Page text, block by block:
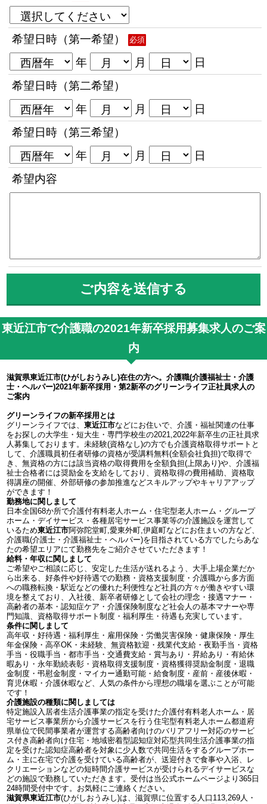
希望日時（第一希望） 必須
年 月
日
希望日時（第二希望）
年
月
日
希望日時（第三希望）
年
月
日
希望内容
東近江市で介護職の2021年新卒採用募集求人のご案
内
滋賀県東近江市(ひがしおうみし)在住の方へ。介護職(介護福祉士・介護
士・ヘルパー)2021年新卒採用・第2新卒のグリーンライフ正社員求人の
ご案内
グリーンライフの新卒採用とは
グリーンライフでは、東近江市などにお住いで、介護・福祉関連の仕事
をお探しの大学生・短大生・専門学校生の2021,2022年新卒生の正社員求
人募集しております。未経験(資格なし)の方でも介護資格取得サポートと
して、介護職員初任者研修の資格が受講料無料(全額会社負担)で取得で
き、無資格の方には該当資格の取得費用を全額負担(上限あり)や、介護福
祉士合格者には奨励金を支給をしており、資格取得の費用補助、資格取
得講座の開催、外部研修の参加推進などスキルアップやキャリアアップ
ができます！
勤務地に関しまして
日本全国68か所で介護付有料老人ホーム・住宅型老人ホーム・グループ
ホーム・デイサービス・各種居宅サービス事業等の介護施設を運営して
いるため東近江市阿弥陀堂町,愛東外町,伊庭町などにお住まいの方など、
介護職(介護士・介護福祉士・ヘルパー)を目指されている方でしたらあな
たの希望エリアにて勤務先をご紹介させていただきます！
給料・年収に関しまして
ご希望やご相談に応じ、安定した生活が送れるよう、大手上場企業だか
ら出来る、好条件や好待遇での勤務・資格支援制度・介護職から多方面
への職務転換・駅近などの優れた利便性など社員の方々が働きやすい環
境を整えており、入社後、新卒者研修として会社の理念・接遇マナー・
高齢者の基本・認知症ケア・介護保険制度など社会人の基本マナーや専
門知識、資格取得サポート制度・福利厚生・待遇も充実しています。
条件に関しまして
高年収・好待遇・福利厚生・雇用保険・労働災害保険・健康保険・厚生
年金保険・高卒OK・未経験、無資格歓迎・残業代支給・夜勤手当・資格
手当・役職手当・都市手当・交通費支給・賞与あり・昇給あり・有給休
暇あり・永年勤続表彰・資格取得支援制度・資格獲得奨励金制度・退職
金制度・弔慰金制度・マイカー通勤可能・給食制度・産前・産後休暇・
育児休暇・介護休暇など、人気の条件から理想の職場を選ぶことが可能
です！
介護施設の種類に関しましては
特定施設入居者生活介護事業の指定を受けた介護付有料老人ホーム・居
宅サービス事業所から介護サービスを行う住宅型有料老人ホーム都道府
県単位で民間事業者が運営する高齢者向けのバリアフリー対応のサービ
ス付き高齢者向け住宅・地域密着型認知症対応型共同生活介護事業の指
定を受けた認知症高齢者を対象に少人数で共同生活をするグループホー
ム・主に在宅で介護を受けている高齢者が、送迎付きで食事や入浴、レ
クリエーションなどの短時間介護サービスが受けられるデイサービスな
どの施設で勤務していただきます。受付は当公式ホームページより365日
24時間受付中です。お気軽にご連絡ください。
滋賀県東近江市(ひがしおうみし)は、滋賀県に位置する人口113,269人・